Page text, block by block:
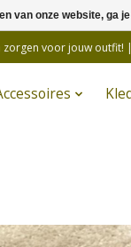
voor jouw
Items
van onze website, ga